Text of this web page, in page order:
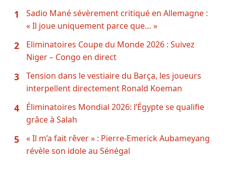
1
Sadio Mané sévèrement critiqué en Allemagne :
« Il joue uniquement parce que… »
2
Eliminatoires Coupe du Monde 2026 : Suivez
Niger – Congo en direct
3
Tension dans le vestiaire du Barça, les joueurs
interpellent directement Ronald Koeman
4
Éliminatoires Mondial 2026: l’Égypte se qualifie
grâce à Salah
5
« Il m’a fait rêver » : Pierre-Emerick Aubameyang
révèle son idole au Sénégal